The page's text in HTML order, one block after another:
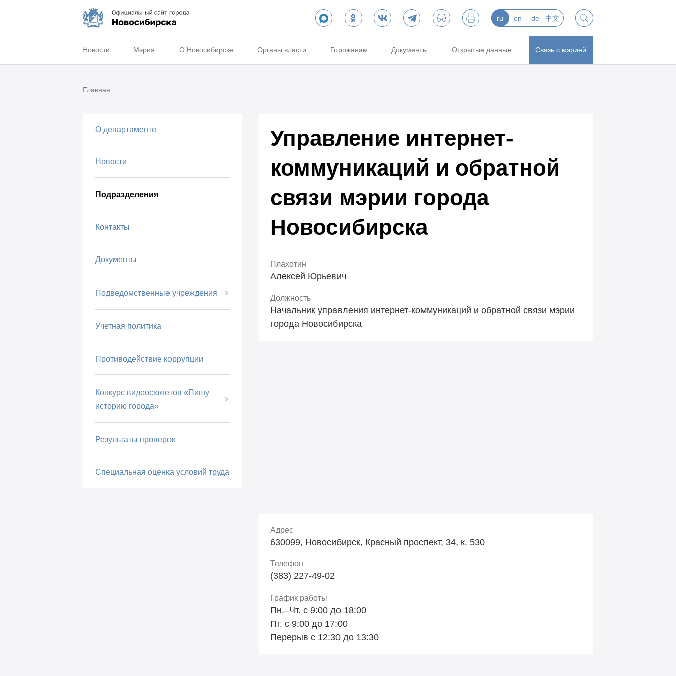
ru en de 中文
Новости Мэрия О Новосибирске Органы власти Горожанам Документы Открытые данные Связь с мэрией
Главная
О департаменте
Новости
Подразделения
Контакты
Документы
Подведомственные учреждения
Учетная политика
Противодействие коррупции
Конкурс видеосюжетов «Пишу
историю города»
Результаты проверок
Специальная оценка условий труда
Управление интернет-
коммуникаций и обратной
связи мэрии города
Новосибирска
Плахотин
Алексей Юрьевич
Должность
Начальник управления интернет-коммуникаций и обратной связи мэрии
города Новосибирска
Адрес
630099, Новосибирск, Красный проспект, 34, к. 530
Телефон
(383) 227-49-02
График работы
Пн.–Чт. с 9:00 до 18:00
Пт. с 9:00 до 17:00
Перерыв с 12:30 до 13:30